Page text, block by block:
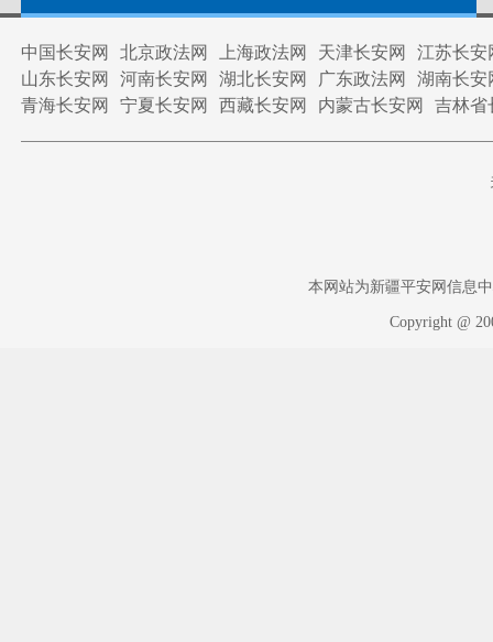
中国长安网 北京政法网 上海政法网 天津长安网
江苏长安
山东长安网
河南长安网 湖北长安网 广东政法网
湖南长安
青海长安网
宁夏长安网 西藏长安网 内蒙古长安网 吉林省
本网站为新疆平安网信息
Copyright @